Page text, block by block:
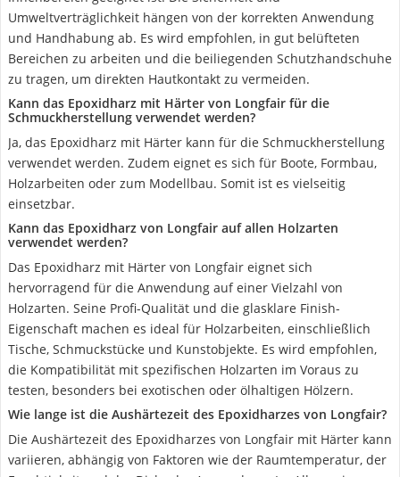
Umweltverträglichkeit hängen von der korrekten Anwendung
und Handhabung ab. Es wird empfohlen, in gut belüfteten
Bereichen zu arbeiten und die beiliegenden Schutzhandschuhe
zu tragen, um direkten Hautkontakt zu vermeiden.
Kann das Epoxidharz mit Härter von Longfair für die
Schmuckherstellung verwendet werden?
Ja, das Epoxidharz mit Härter kann für die Schmuckherstellung
verwendet werden. Zudem eignet es sich für Boote, Formbau,
Holzarbeiten oder zum Modellbau. Somit ist es vielseitig
einsetzbar.
Kann das Epoxidharz von Longfair auf allen Holzarten
verwendet werden?
Das Epoxidharz mit Härter von Longfair eignet sich
hervorragend für die Anwendung auf einer Vielzahl von
Holzarten. Seine Profi-Qualität und die glasklare Finish-
Eigenschaft machen es ideal für Holzarbeiten, einschließlich
Tische, Schmuckstücke und Kunstobjekte. Es wird empfohlen,
die Kompatibilität mit spezifischen Holzarten im Voraus zu
testen, besonders bei exotischen oder ölhaltigen Hölzern.
Wie lange ist die Aushärtezeit des Epoxidharzes von Longfair?
Die Aushärtezeit des Epoxidharzes von Longfair mit Härter kann
variieren, abhängig von Faktoren wie der Raumtemperatur, der